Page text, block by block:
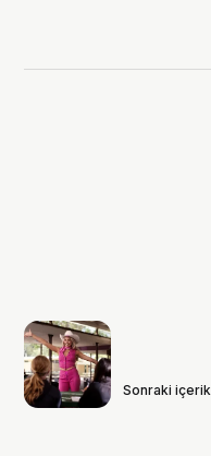
Sonraki içerik